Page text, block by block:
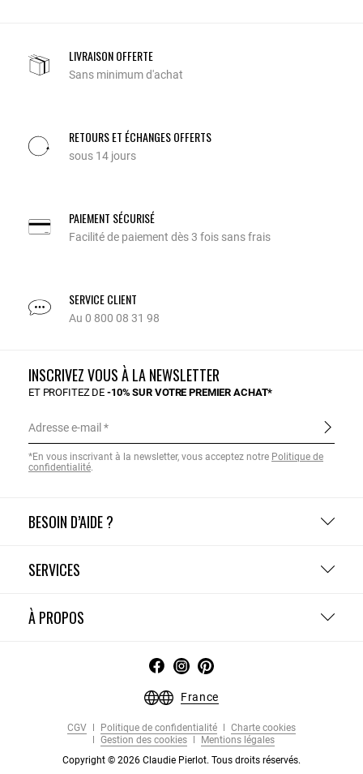
LIVRAISON OFFERTE
Sans minimum d'achat
RETOURS ET ÉCHANGES OFFERTS
sous 14 jours
PAIEMENT SÉCURISÉ
Facilité de paiement dès 3 fois sans frais
SERVICE CLIENT
Au 0 800 08 31 98
BESOIN D’AIDE ?
SERVICES
À PROPOS
INSCRIVEZ VOUS À LA NEWSLETTER
ET PROFITEZ DE-10% SUR VOTRE PREMIER ACHAT*
Adresse e-mail
*En vous inscrivant à la newsletter, vous acceptez notre Politique de
confidentialité.
France
CGV Politique de confidentialité
Charte cookies
Gestion des cookies
Mentions légales
Copyright © 2026 Claudie Pierlot. Tous droits réservés.